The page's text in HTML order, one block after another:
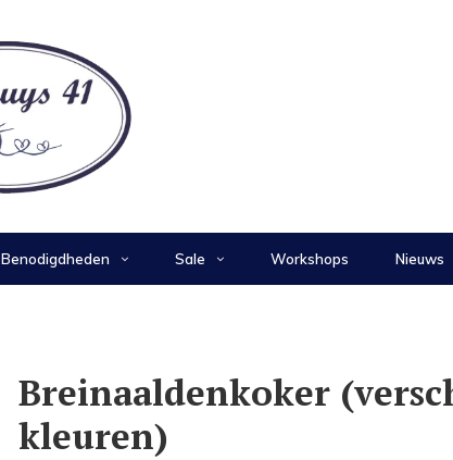
Benodigdheden Sale Workshops Nieuws
Breinaaldenkoker
kleuren)